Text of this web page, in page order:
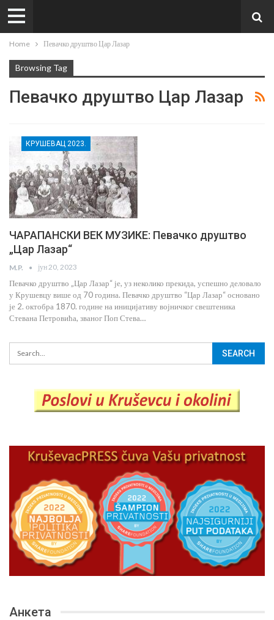
Home Певачко друштво Цар Лазар
Browsing Tag
Певачко друштво Цар Лазар
КРУШЕВАЦ 2023.
ЧАРАПАНСКИ ВЕК МУЗИКЕ: Певачко друштво
„Цар Лазар“
M.P. јун 20, 2023
Певачко друштво „Цар Лазар“ је, уз неколико прекида, успешно деловало
у Крушевцу више од 70 година. Певачко друштво “Цар Лазар“ основано
је 2. октобра 1870. године на иницијативу војничког свештеника
Стевана Петровића, званог Поп Стева…
Анкета